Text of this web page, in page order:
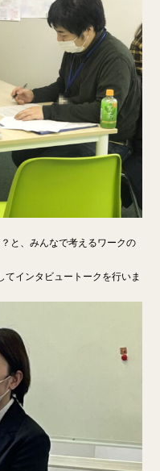
と、みんなで考えるワークの
インタビュートークを行いま